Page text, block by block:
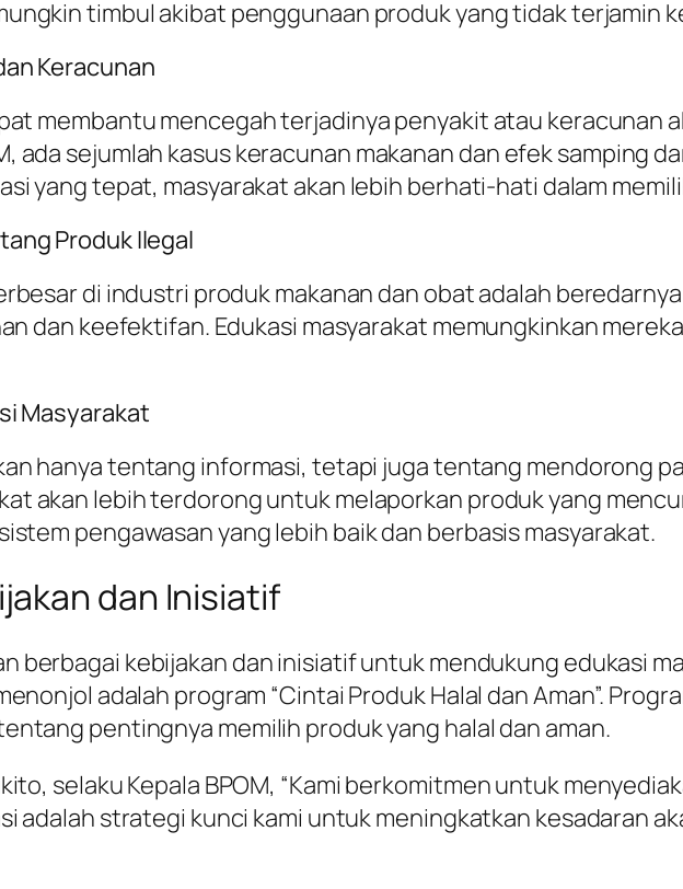
timbul akibat penggunaan produk yang tidak terjamin
Keracunan
membantu mencegah terjadinya penyakit atau keracunan
ada sejumlah kasus keracunan makanan dan efek samping
yang tepat, masyarakat akan lebih berhati-hati dalam
Produk Ilegal
di industri produk makanan dan obat adalah
dan keefektifan. Edukasi masyarakat memungkinkan
Masyarakat
hanya tentang informasi, tetapi juga tentang mendorong
akan lebih terdorong untuk melaporkan produk yang
pengawasan yang lebih baik dan berbasis masyarakat.
dan Inisiatif
berbagai kebijakan dan inisiatif untuk mendukung edukasi
adalah program “Cintai Produk Halal dan Aman”.
pentingnya memilih produk yang halal dan aman.
selaku Kepala BPOM, “Kami berkomitmen untuk
adalah strategi kunci kami untuk meningkatkan kesadaran